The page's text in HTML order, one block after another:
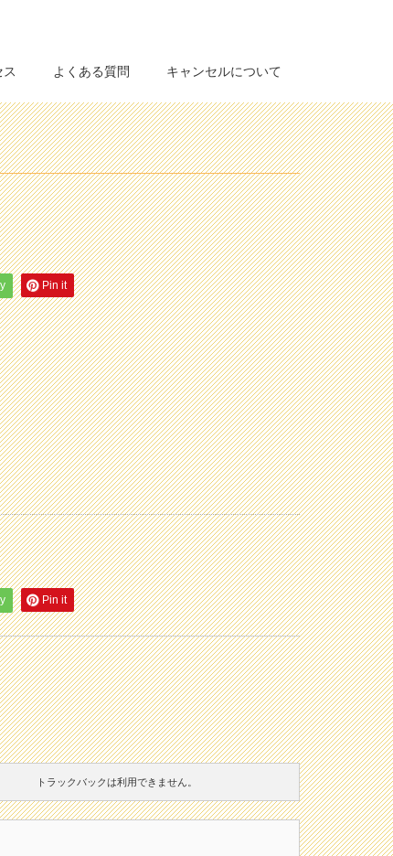
よくある質問 キャンセルについて
Pin it
Pin it
トラックバックは利用できません。